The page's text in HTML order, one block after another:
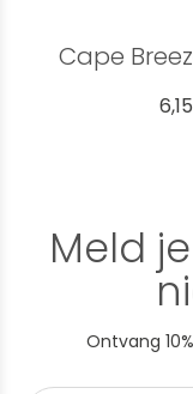
Cape
6,15
Meld
Ontvang